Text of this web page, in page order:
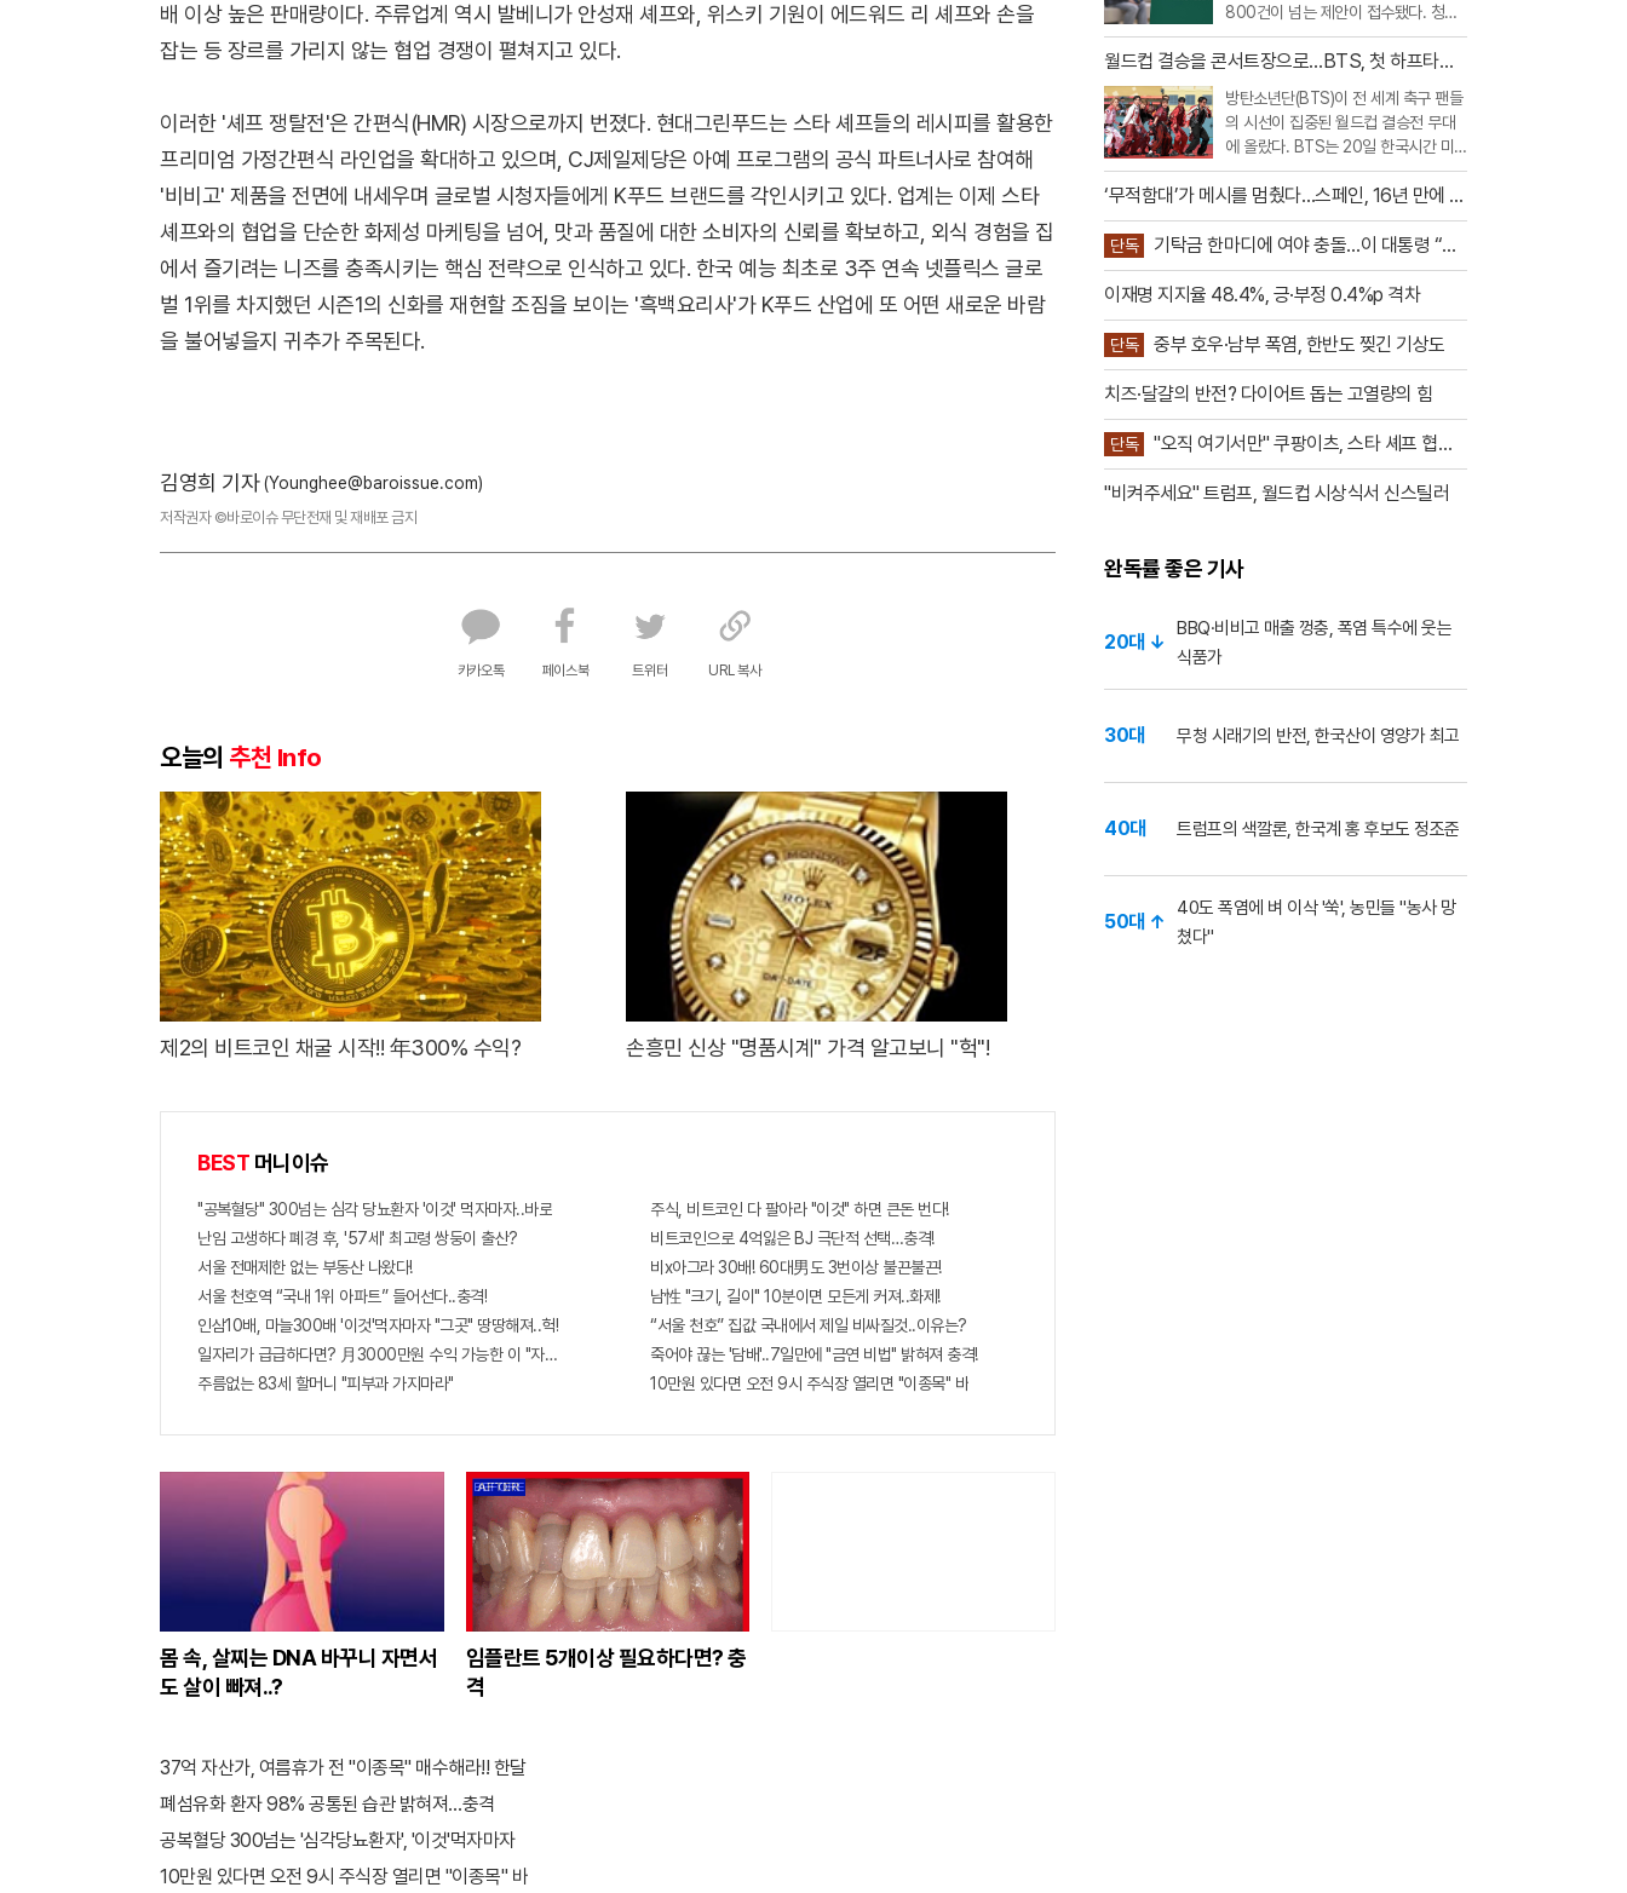
배 이상 높은 판매량이다. 주류업계 역시 발베니가 안성재 셰프와, 위스키 기원이 에드워드 리 셰프와 손을
잡는 등 장르를 가리지 않는 협업 경쟁이 펼쳐지고 있다.
이러한 '셰프 쟁탈전'은 간편식(HMR) 시장으로까지 번졌다. 현대그린푸드는 스타 셰프들의 레시피를 활용한
프리미엄 가정간편식 라인업을 확대하고 있으며, CJ제일제당은 아예 프로그램의 공식 파트너사로 참여해
'비비고' 제품을 전면에 내세우며 글로벌 시청자들에게 K푸드 브랜드를 각인시키고 있다. 업계는 이제 스타
셰프와의 협업을 단순한 화제성 마케팅을 넘어, 맛과 품질에 대한 소비자의 신뢰를 확보하고, 외식 경험을 집
에서 즐기려는 니즈를 충족시키는 핵심 전략으로 인식하고 있다. 한국 예능 최초로 3주 연속 넷플릭스 글로
벌 1위를 차지했던 시즌1의 신화를 재현할 조짐을 보이는 '흑백요리사'가 K푸드 산업에 또 어떤 새로운 바람
을 불어넣을지 귀추가 주목된다.
김영희 기자 (Younghee@baroissue.com)
저작권자 ©바로이슈 무단전재 및 재배포 금지
카카오톡 페이스북 트위터 URL 복사
오늘의 추천 Info
제2의 비트코인 채굴 시작!! 年300% 수익? 손흥민 신상 "명품시계" 가격 알고보니 "헉"!
BEST 머니이슈
"공복혈당" 300넘는 심각 당뇨환자 '이것' 먹자마자..바로
난임 고생하다 폐경 후, '57세' 최고령 쌍둥이 출산?
서울 전매제한 없는 부동산 나왔다!
서울 천호역 “국내 1위 아파트” 들어선다..충격!
인삼10배, 마늘300배 '이것'먹자마자 "그곳" 땅땅해져..헉!
일자리가 급급하다면? 月3000만원 수익 가능한 이 "자격증" 주목받고 있어..
주름없는 83세 할머니 "피부과 가지마라"
주식, 비트코인 다 팔아라 "이것" 하면 큰돈 번다!
비트코인으로 4억잃은 BJ 극단적 선택…충격!
비x아그라 30배! 60대男도 3번이상 불끈불끈!
남性 "크기, 길이" 10분이면 모든게 커져..화제!
“서울 천호” 집값 국내에서 제일 비싸질것..이유는?
죽어야 끊는 '담배'..7일만에 "금연 비법" 밝혀져 충격!
10만원 있다면 오전 9시 주식장 열리면 "이종목" 바
몸 속, 살찌는 DNA 바꾸니 자면서
도 살이 빠져..?
임플란트 5개이상 필요하다면? 충
격
37억 자산가, 여름휴가 전 "이종목" 매수해라!! 한달
폐섬유화 환자 98% 공통된 습관 밝혀져…충격
공복혈당 300넘는 '심각당뇨환자', '이것'먹자마자
10만원 있다면 오전 9시 주식장 열리면 "이종목" 바
800건이 넘는 제안이 접수됐다. 청년
과 무주택자를 중심으로 대출 규제 완
화를 요구하는 목소리가 가장 컸고, 빌
기 위한 규제 개선 요구도 이어졌다.20
일 부동산토론회 홈페이지에 따르면 지
난 19일 오후 9시까지
월드컵 결승을 콘서트장으로…BTS, 첫 하프타임
쇼 찢었다
방탄소년단(BTS)이 전 세계 축구 팬들
의 시선이 집중된 월드컵 결승전 무대
에 올랐다. BTS는 20일 한국시간 미
국 뉴저지 메트라이프 스타디움에서 열
린 2026 FIFA 북중미 월드컵 스페인과
아르헨티나의 결승전 하프타임 쇼에 완
전체로 출연했다.이번 공연은 FIFA가
월드컵 결승전에 처음 도입한 공식 하
프타임 쇼라는 점
‘무적함대’가 메시를 멈췄다…스페인, 16년 만에 월
드컵 정상
단독
기탁금 한마디에 여야 충돌…이 대통령 “당
원 의견은 정당 활동”
이재명 지지율 48.4%, 긍·부정 0.4%p 격차
단독 중부 호우·남부 폭염, 한반도 찢긴 기상도
치즈·달걀의 반전? 다이어트 돕는 고열량의 힘
단독
"오직 여기서만" 쿠팡이츠, 스타 셰프 협업
공세
"비켜주세요" 트럼프, 월드컵 시상식서 신스틸러
완독률 좋은 기사
20대 ↓
BBQ·비비고 매출 껑충, 폭염 특수에 웃는
식품가
30대 무청 시래기의 반전, 한국산이 영양가 최고
40대 트럼프의 색깔론, 한국계 홍 후보도 정조준
50대 ↑
40도 폭염에 벼 이삭 '쑥', 농민들 "농사 망
쳤다"